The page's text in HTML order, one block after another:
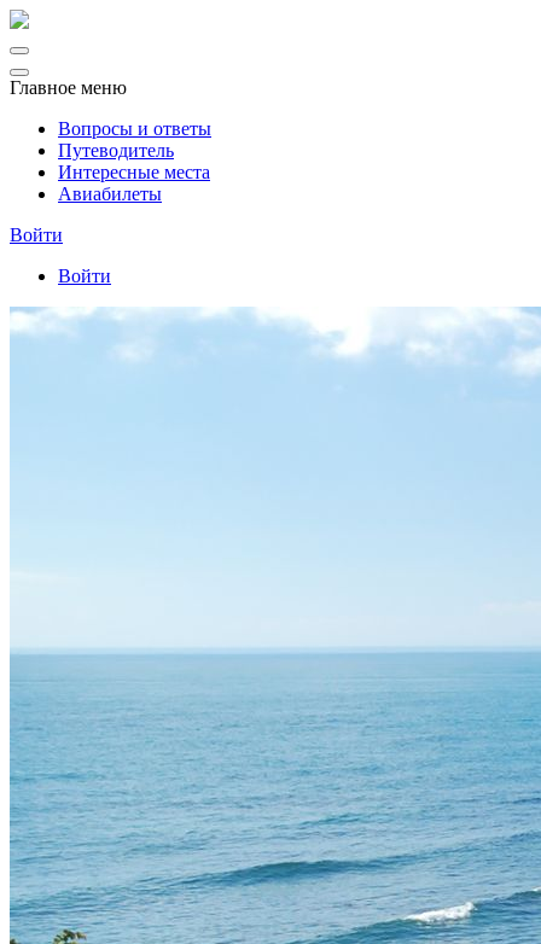
Главное меню
Вопросы и ответы
Путеводитель
Интересные места
Авиабилеты
Войти
Войти